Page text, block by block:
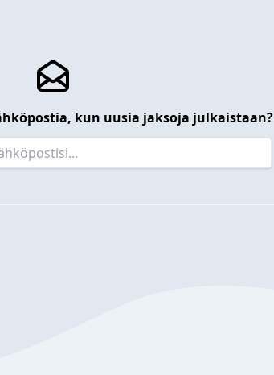
kun uusia jaksoja julkaistaan?